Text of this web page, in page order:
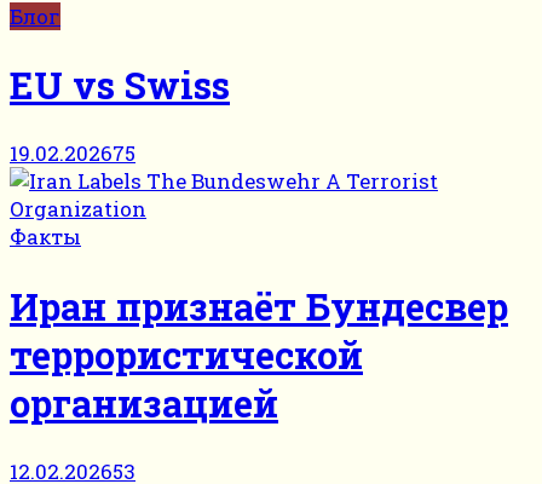
Блог
EU vs Swiss
19.02.202675
Факты
Иран признаёт Бундесвер
террористической
организацией
12.02.202653